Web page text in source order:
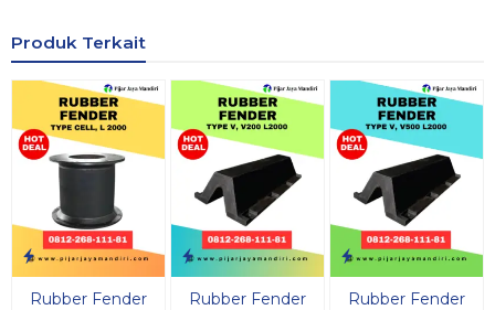
Produk Terkait
Rubber Fender
Rubber Fender
Rubber Fender